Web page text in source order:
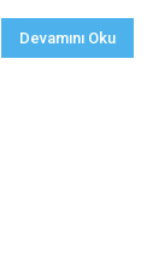
Devamını Oku